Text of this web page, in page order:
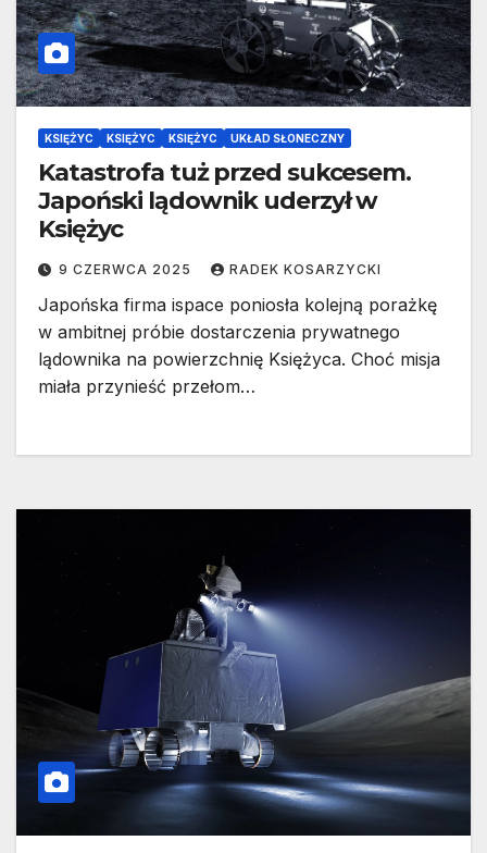
KSIĘŻYC KSIĘŻYC KSIĘŻYC UKŁAD SŁONECZNY
Katastrofa tuż przed sukcesem.
Japoński lądownik uderzył w
Księżyc
9 CZERWCA 2025 RADEK KOSARZYCKI
Japońska firma ispace poniosła kolejną porażkę
w ambitnej próbie dostarczenia prywatnego
lądownika na powierzchnię Księżyca. Choć misja
miała przynieść przełom…